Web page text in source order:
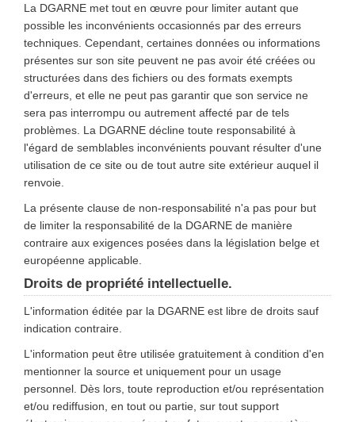
La DGARNE met tout en œuvre pour limiter autant que
possible les inconvénients occasionnés par des erreurs
techniques. Cependant, certaines données ou informations
présentes sur son site peuvent ne pas avoir été créées ou
structurées dans des fichiers ou des formats exempts
d'erreurs, et elle ne peut pas garantir que son service ne
sera pas interrompu ou autrement affecté par de tels
problèmes. La DGARNE décline toute responsabilité à
l'égard de semblables inconvénients pouvant résulter d'une
utilisation de ce site ou de tout autre site extérieur auquel il
renvoie.
La présente clause de non-responsabilité n'a pas pour but
de limiter la responsabilité de la DGARNE de manière
contraire aux exigences posées dans la législation belge et
européenne applicable.
Droits de propriété intellectuelle.
L'information éditée par la DGARNE est libre de droits sauf
indication contraire.
L'information peut être utilisée gratuitement à condition d'en
mentionner la source et uniquement pour un usage
personnel. Dès lors, toute reproduction et/ou représentation
et/ou rediffusion, en tout ou partie, sur tout support